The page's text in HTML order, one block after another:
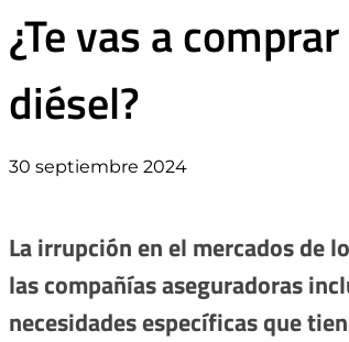
¿Te vas a
diésel?
30 septiembre 2024
La irrupción en el mercados de
las compañías aseguradoras
necesidades específicas que